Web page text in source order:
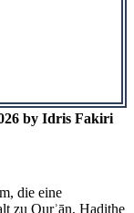
by Idris Fakiri
die eine
zu Qurʾān, Hadithe